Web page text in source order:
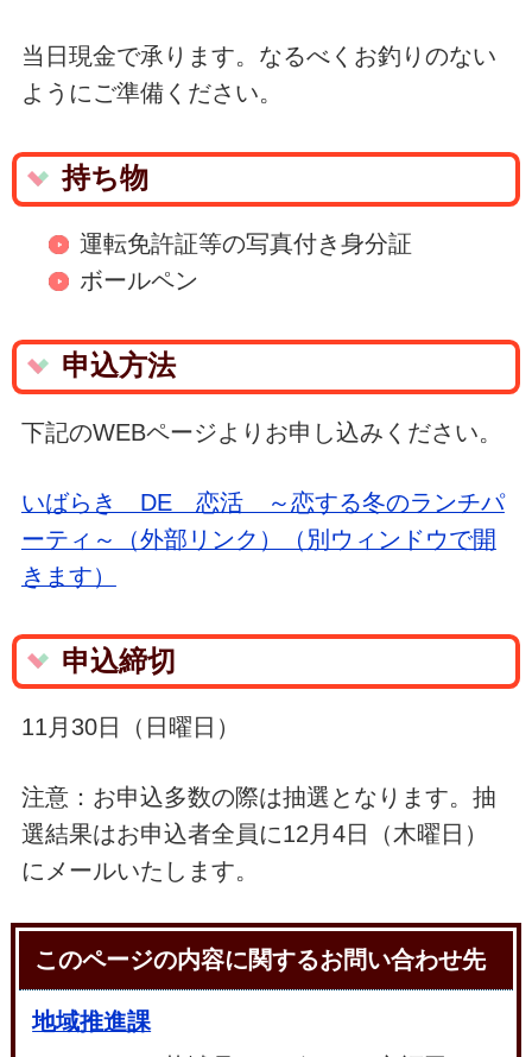
当日現金で承ります。なるべくお釣りのない
ようにご準備ください。
持ち物
運転免許証等の写真付き身分証
ボールペン
申込方法
下記のWEBページよりお申し込みください。
いばらき DE 恋活 ～恋する冬のランチパ
ーティ～（外部リンク）（別ウィンドウで開
きます）
申込締切
11月30日（日曜日）
注意：お申込多数の際は抽選となります。抽
選結果はお申込者全員に12月4日（木曜日）
にメールいたします。
このページの内容に関するお問い合わせ先
地域推進課